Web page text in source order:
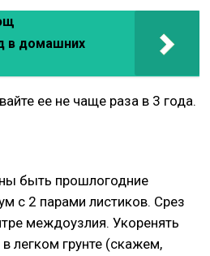
в домашних
ее не чаще раза в 3 года.
быть прошлогодние
с 2 парами листиков. Срез
междоузлия. Укоренять
легком грунте (скажем,